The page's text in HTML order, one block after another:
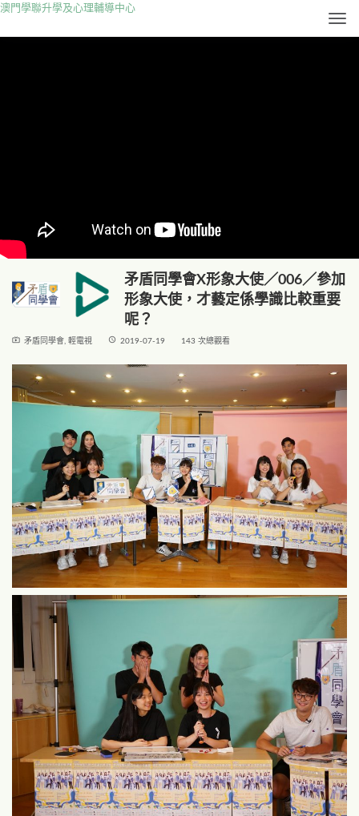
澳門學聯升學及心理輔導中心
矛盾同學會X形象大使／006／參加
形象大使，才藝定係學識比較重要
呢？
live_tv 矛盾同學會, 輕電視 access_time 2019-07-19 143 次總觀看